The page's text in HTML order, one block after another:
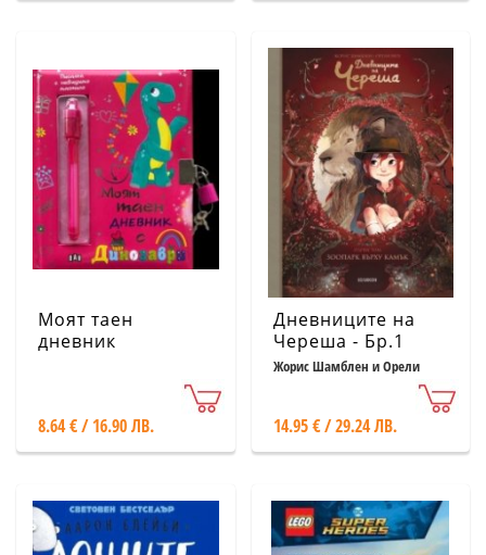
Моят таен
дневник
8.64 € / 16.90 ЛВ.
Дневниците на
Череша - Бр.1
Зоопарк върху
Жорис Шамблен и Орели
14.95 € / 29.24 ЛВ.